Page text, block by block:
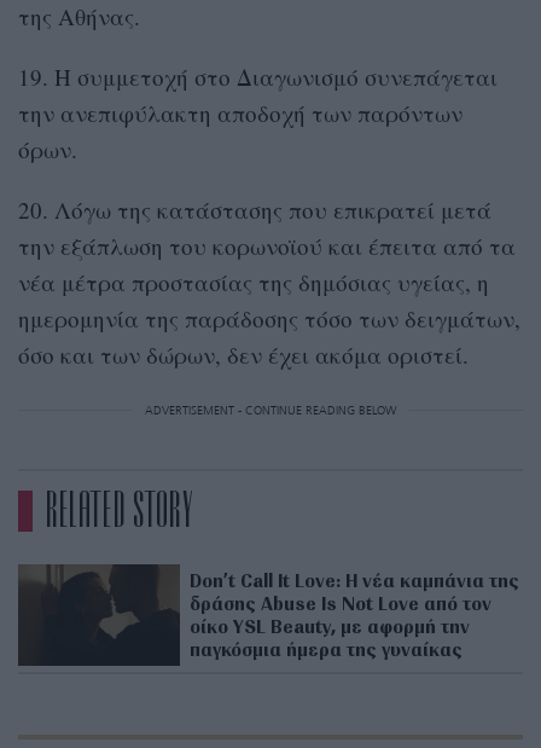
της Αθήνας.
19. Η συμμετοχή στο Διαγωνισμό συνεπάγεται
την ανεπιφύλακτη αποδοχή των παρόντων
όρων.
20. Λόγω της κατάστασης που επικρατεί μετά
την εξάπλωση του κορωνοϊού και έπειτα από τα
νέα μέτρα προστασίας της δημόσιας υγείας, η
ημερομηνία της παράδοσης τόσο των δειγμάτων,
όσο και των δώρων, δεν έχει ακόμα οριστεί.
ADVERTISEMENT - CONTINUE READING BELOW
RELATED STORY
Don’t Call It Love: Η νέα καμπάνια της
δράσης Abuse Is Not Love από τον
οίκο YSL Beauty, με αφορμή την
παγκόσμια ήμερα της γυναίκας